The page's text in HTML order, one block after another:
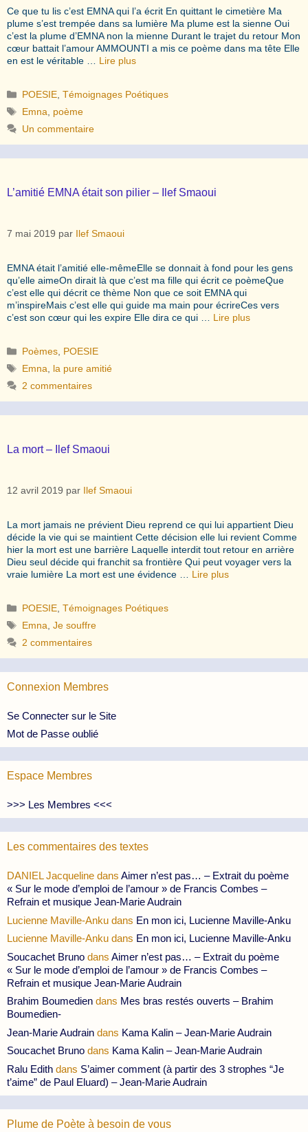
Ce que tu lis c’est EMNA qui l’a écrit En quittant le cimetière Ma
plume s’est trempée dans sa lumière Ma plume est la sienne Oui
c’est la plume d’EMNA non la mienne Durant le trajet du retour Mon
cœur battait l’amour AMMOUNTI a mis ce poème dans ma tête Elle
en est le véritable … Lire plus
Catégories
POESIE ,Témoignages Poétiques
Étiquettes
Emna
poème
Un commentaire
L’amitié EMNA était son pilier – Ilef Smaoui
7 mai 2019 par Ilef Smaoui
EMNA était l’amitié elle-mêmeElle se donnait à fond pour les gens
qu’elle aimeOn dirait là que c’est ma fille qui écrit ce poèmeQue
c’est elle qui décrit ce thème Non que ce soit EMNA qui
m’inspireMais c’est elle qui guide ma main pour écrireCes vers
c’est son cœur qui les expire Elle dira ce qui … Lire plus
Catégories
Poèmes POESIE
Étiquettes
Emna
la pure amitié
2 commentaires
La mort – Ilef Smaoui
12 avril 2019 par Ilef Smaoui
La mort jamais ne prévient Dieu reprend ce qui lui appartient Dieu
décide la vie qui se maintient Cette décision elle lui revient Comme
hier la mort est une barrière Laquelle interdit tout retour en arrière
Dieu seul décide qui franchit sa frontière Qui peut voyager vers la
vraie lumière La mort est une évidence … Lire plus
Catégories
POESIE ,Témoignages Poétiques
Étiquettes
Emna ,Je souffre
2 commentaires
Connexion Membres
Se Connecter sur le Site
Mot de Passe oublié
Espace Membres
>>> Les Membres <<<
Les commentaires des textes
DANIEL Jacqueline dans Aimer n’est pas… – Extrait du poème
« Sur le mode d’emploi de l’amour » de Francis Combes –
Refrain et musique Jean-Marie Audrain
Lucienne Maville-Anku dans En mon ici, Lucienne Maville-Anku
Lucienne Maville-Anku dans En mon ici, Lucienne Maville-Anku
Soucachet Bruno dans Aimer n’est pas… – Extrait du poème
« Sur le mode d’emploi de l’amour » de Francis Combes –
Refrain et musique Jean-Marie Audrain
Brahim Boumedien dans Mes bras restés ouverts – Brahim
Boumedien-
Jean-Marie Audrain dans Kama Kalin – Jean-Marie Audrain
Soucachet Bruno dans Kama Kalin – Jean-Marie Audrain
Ralu Edith dans S’aimer comment (à partir des 3 strophes “Je
t’aime” de Paul Eluard) – Jean-Marie Audrain
Plume de Poète à besoin de vous